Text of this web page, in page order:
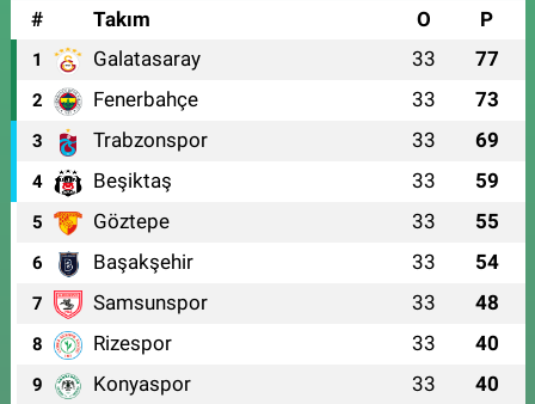
#
Takım O P
1 Galatasaray 33 77
2 Fenerbahçe 33 73
3 Trabzonspor 33 69
4 Beşiktaş 33 59
5 Göztepe 33 55
6 Başakşehir 33 54
7 Samsunspor 33 48
8 Rizespor 33 40
9 Konyaspor 33 40